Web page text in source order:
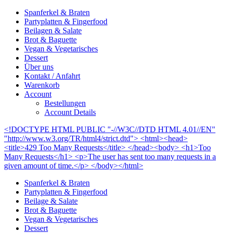
Spanferkel & Braten
Partyplatten & Fingerfood
Beilagen & Salate
Brot & Baguette
Vegan & Vegetarisches
Dessert
Über uns
Kontakt / Anfahrt
Warenkorb
Account
Bestellungen
Account Details
<!DOCTYPE HTML PUBLIC "-//W3C//DTD HTML 4.01//EN"
"http://www.w3.org/TR/html4/strict.dtd"> <html><head>
<title>429 Too Many Requests</title> </head><body> <h1>Too
Many Requests</h1> <p>The user has sent too many requests in a
given amount of time.</p> </body></html>
Spanferkel & Braten
Partyplatten & Fingerfood
Beilage & Salate
Brot & Baguette
Vegan & Vegetarisches
Dessert